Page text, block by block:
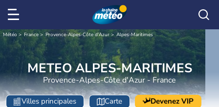
Météo France Provence-Alpes-Côte d'Azur Alpes-Maritimes
METEO ALPES-MARITIMES
Provence-Alpes-Côte d'Azur - France
Villes principales Carte Devenez VIP